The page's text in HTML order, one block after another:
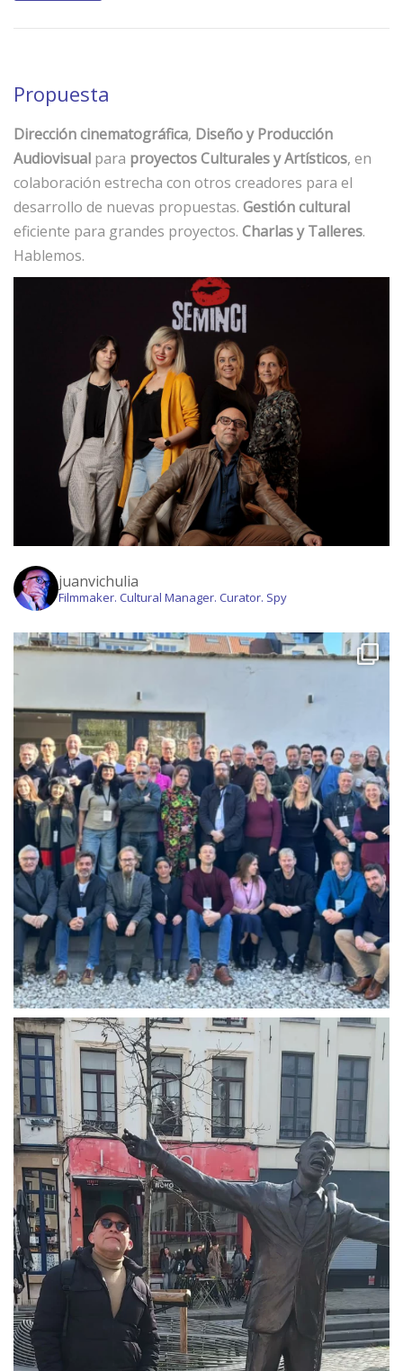
Propuesta
Dirección cinematográfica, Diseño y Producción
Audiovisual para proyectos Culturales y Artísticos, en
colaboración estrecha con otros creadores para el
desarrollo de nuevas propuestas. Gestión cultural
eficiente para grandes proyectos. Charlas y Talleres.
Hablemos.
juanvichulia
Filmmaker. Cultural Manager. Curator. Spy